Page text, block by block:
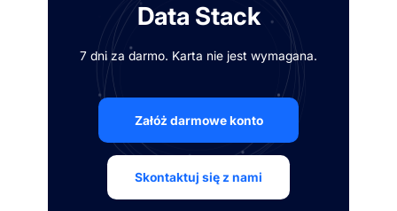
Data Stack
7 dni za darmo. Karta nie jest wymagana.
Załóż darmowe konto
Skontaktuj się z nami